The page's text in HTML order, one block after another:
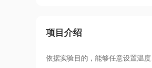
项目介绍
依据实验目的，能够任意设置温